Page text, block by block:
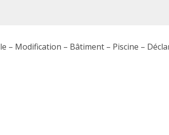
– Modification – Bâtiment – Piscine –